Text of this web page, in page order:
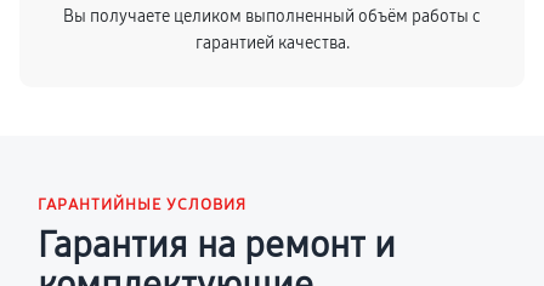
Вы получаете целиком выполненный объём работы с
гарантией качества.
ГАРАНТИЙНЫЕ УСЛОВИЯ
Гарантия на ремонт и